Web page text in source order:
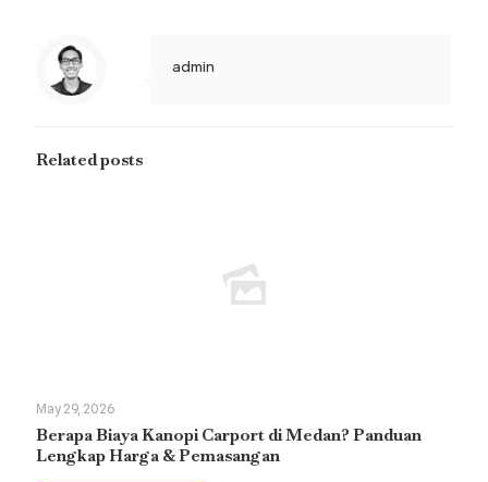
admin
Related posts
May 29, 2026
Berapa Biaya Kanopi Carport di Medan? Panduan
Lengkap Harga & Pemasangan